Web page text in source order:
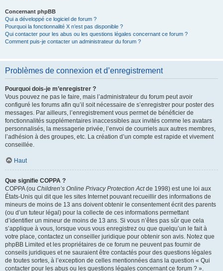
Concernant phpBB
Qui a développé ce logiciel de forum ?
Pourquoi la fonctionnalité X n’est pas disponible ?
Qui contacter pour les abus ou les questions légales concernant ce forum ?
Comment puis-je contacter un administrateur du forum ?
Problèmes de connexion et d’enregistrement
Pourquoi dois-je m’enregistrer ?
Vous pouvez ne pas le faire, mais l’administrateur du forum peut avoir
configuré les forums afin qu’il soit nécessaire de s’enregistrer pour poster des
messages. Par ailleurs, l’enregistrement vous permet de bénéficier de
fonctionnalités supplémentaires inaccessibles aux invités comme les avatars
personnalisés, la messagerie privée, l’envoi de courriels aux autres membres,
l’adhésion à des groupes, etc. La création d’un compte est rapide et vivement
conseillée.
Haut
Que signifie COPPA ?
COPPA (ou Children’s Online Privacy Protection Actde 1998) est une loi aux
États-Unis qui dit que les sites Internet pouvant recueillir des informations de
mineurs de moins de 13 ans doivent obtenir le consentement écrit des parents
(ou d’un tuteur légal) pour la collecte de ces informations permettant
d’identifier un mineur de moins de 13 ans. Si vous n’êtes pas sûr que cela
s’applique à vous, lorsque vous vous enregistrez ou que quelqu’un le fait à
votre place, contactez un conseiller juridique pour obtenir son avis. Notez que
phpBB Limited et les propriétaires de ce forum ne peuvent pas fournir de
conseils juridiques et ne sauraient être contactés pour des questions légales
de toutes sortes, à l’exception de celles mentionnées dans la question « Qui
contacter pour les abus ou les questions légales concernant ce forum ? ».